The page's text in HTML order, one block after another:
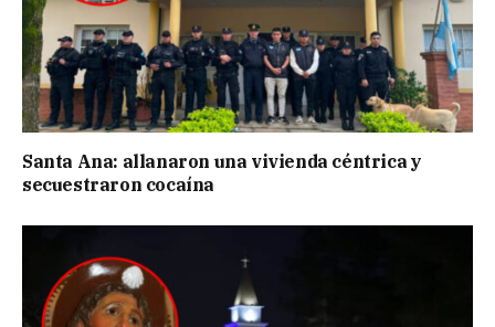
Santa Ana: allanaron una vivienda céntrica y
secuestraron cocaína